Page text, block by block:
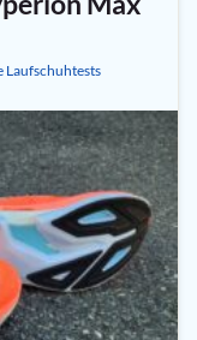
Laufschuhtests